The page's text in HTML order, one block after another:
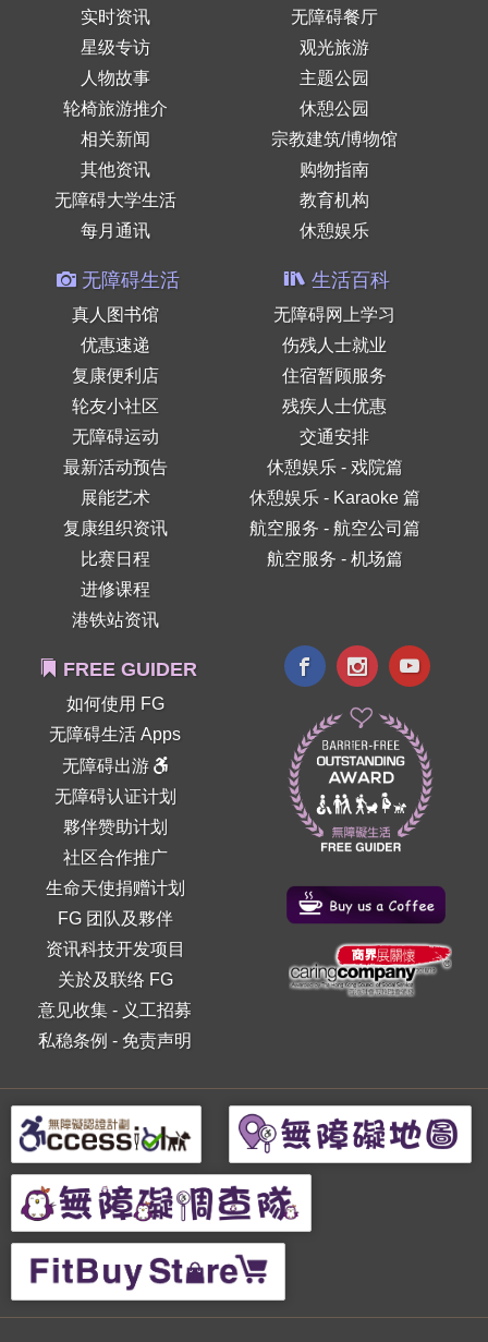
实时资讯
星级专访
人物故事
轮椅旅游推介
相关新闻
其他资讯
无障碍大学生活
每月通讯
无障碍餐厅
观光旅游
主题公园
休憩公园
宗教建筑/博物馆
购物指南
教育机构
休憩娱乐
无障碍生活
真人图书馆
优惠速递
复康便利店
轮友小社区
无障碍运动
最新活动预告
展能艺术
复康组织资讯
比赛日程
进修课程
港铁站资讯
生活百科
无障碍网上学习
伤残人士就业
住宿暂顾服务
残疾人士优惠
交通安排
休憩娱乐 - 戏院篇
休憩娱乐 - Karaoke 篇
航空服务 - 航空公司篇
航空服务 - 机场篇
FREE GUIDER
如何使用 FG
无障碍生活 Apps
无障碍出游
无障碍认证计划
夥伴赞助计划
社区合作推广
生命天使捐赠计划
FG 团队及夥伴
资讯科技开发项目
关於及联络 FG
意见收集 - 义工招募
私稳条例 - 免责声明